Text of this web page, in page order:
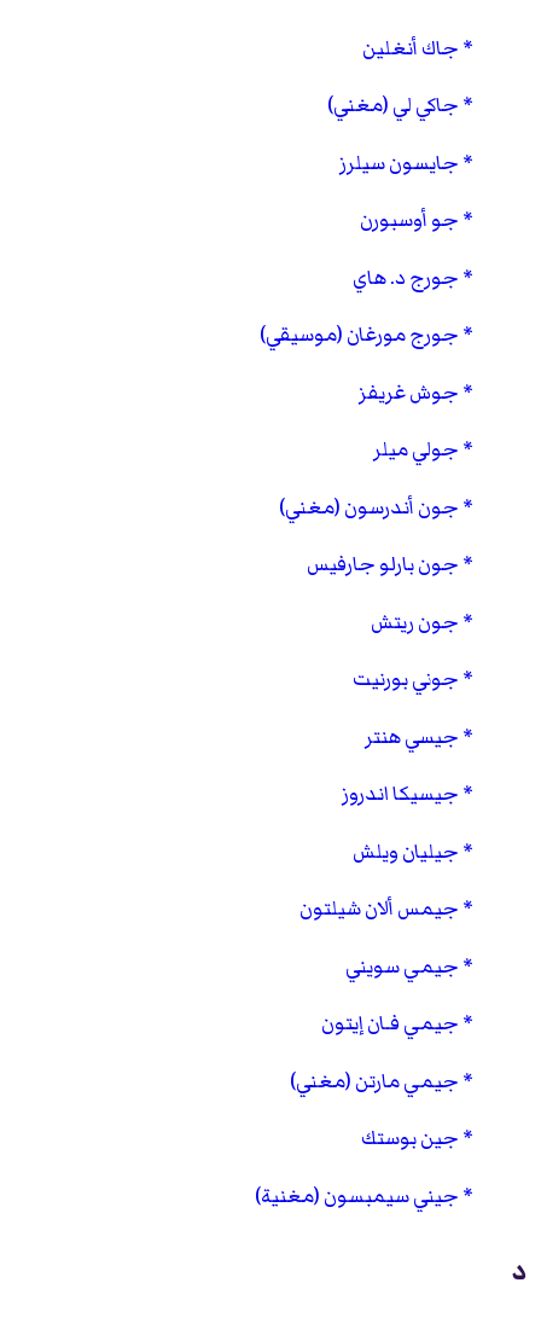
جاك أنغلين
جاكي لي (مغني)
جايسون سيلرز
جو أوسبورن
جورج د. هاي
جورج مورغان (موسيقي)
جوش غريفز
جولي ميلر
جون أندرسون (مغني)
جون بارلو جارفيس
جون ريتش
جوني بورنيت
جيسي هنتر
جيسيكا اندروز
جيليان ويلش
جيمس ألان شيلتون
جيمي سويني
جيمي فـان إيتون
جيمي مارتن (مغني)
جين بوستك
جيني سيمبسون (مغنية)
د